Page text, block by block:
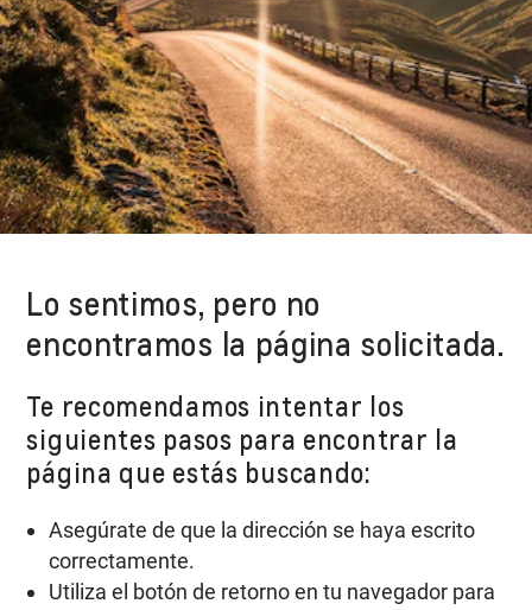
Lo sentimos, pero no
encontramos la página solicitada.
Te recomendamos intentar los
siguientes pasos para encontrar la
página que estás buscando:
Asegúrate de que la dirección se haya escrito
correctamente.
Utiliza el botón de retorno en tu navegador para